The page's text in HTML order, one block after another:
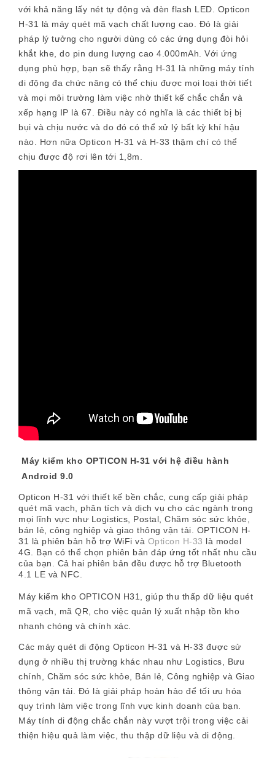
với khả năng lấy nét tự động và đèn flash LED. Opticon
H-31 là máy quét mã vạch chất lượng cao. Đó là giải
pháp lý tưởng cho người dùng có các ứng dụng đòi hỏi
khắt khe, do pin dung lượng cao 4.000mAh. Với ứng
dụng phù hợp, bạn sẽ thấy rằng H-31 là những máy tính
di động đa chức năng có thể chịu được mọi loại thời tiết
và mọi môi trường làm việc nhờ thiết kế chắc chắn và
xếp hạng IP là 67. Điều này có nghĩa là các thiết bị bị
bụi và chịu nước và do đó có thể xử lý bất kỳ khí hậu
nào. Hơn nữa Opticon H-31 và H-33 thậm chí có thể
chịu được độ rơi lên tới 1,8m.
Máy kiểm kho OPTICON H-31 với hệ điều hành
Android 9.0
Opticon H-31 với thiết kế bền chắc, cung cấp giải pháp
quét mã vạch, phân tích và dịch vụ cho các ngành trong
mọi lĩnh vực như Logistics, Postal, Chăm sóc sức khỏe,
bán lẻ, công nghiệp và giao thông vận tải. OPTICON H-
31 là phiên bản hỗ trợ WiFi và Opticon H-33 là model
4G. Bạn có thể chọn phiên bản đáp ứng tốt nhất nhu cầu
của bạn. Cả hai phiên bản đều được hỗ trợ Bluetooth
4.1 LE và NFC.
Máy kiểm kho OPTICON H31, giúp thu thấp dữ liệu quét
mã vạch, mã QR, cho việc quản lý xuất nhập tồn kho
nhanh chóng và chính xác.
Các máy quét di động Opticon H-31 và H-33 được sử
dụng ở nhiều thị trường khác nhau như Logistics, Bưu
chính, Chăm sóc sức khỏe, Bán lẻ, Công nghiệp và Giao
thông vận tải. Đó là giải pháp hoàn hảo để tối ưu hóa
quy trình làm việc trong lĩnh vực kinh doanh của bạn.
Máy tính di động chắc chắn này vượt trội trong việc cải
thiện hiệu quả làm việc, thu thập dữ liệu và di động.